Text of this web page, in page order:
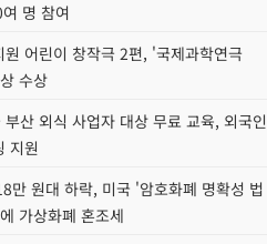
명 참여
원 어린이 창작극 2편, '국제과학연극
수상
산 외식 사업자 대상 무료 교육, 외국인
지원
만 원대 하락, 미국 '암호화폐 명확성 법
가상화폐 혼조세